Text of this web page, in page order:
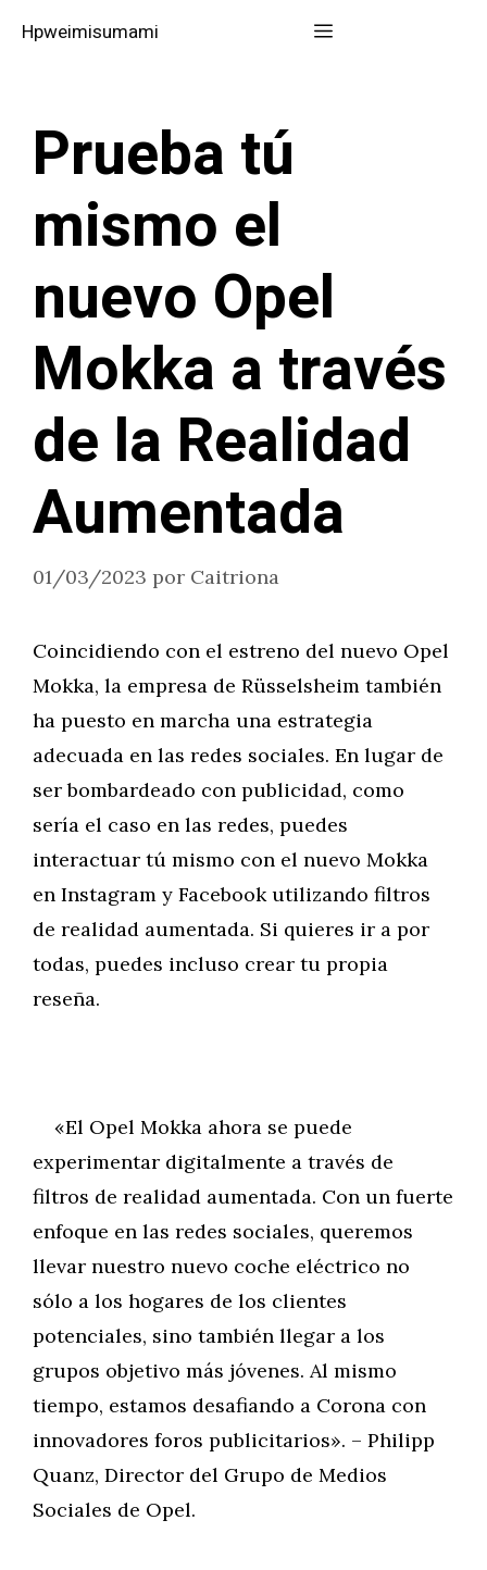
Hpweimisumami Menú
Prueba tú
mismo el
nuevo Opel
Mokka a través
de la Realidad
Aumentada
01/03/2023 por Caitriona
Coincidiendo con el estreno del nuevo Opel
Mokka, la empresa de Rüsselsheim también
ha puesto en marcha una estrategia
adecuada en las redes sociales. En lugar de
ser bombardeado con publicidad, como
sería el caso en las redes, puedes
interactuar tú mismo con el nuevo Mokka
en Instagram y Facebook utilizando filtros
de realidad aumentada. Si quieres ir a por
todas, puedes incluso crear tu propia
reseña.
«El Opel Mokka ahora se puede
experimentar digitalmente a través de
filtros de realidad aumentada. Con un fuerte
enfoque en las redes sociales, queremos
llevar nuestro nuevo coche eléctrico no
sólo a los hogares de los clientes
potenciales, sino también llegar a los
grupos objetivo más jóvenes. Al mismo
tiempo, estamos desafiando a Corona con
innovadores foros publicitarios». – Philipp
Quanz, Director del Grupo de Medios
Sociales de Opel.